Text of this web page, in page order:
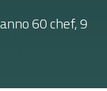
60 chef, 9